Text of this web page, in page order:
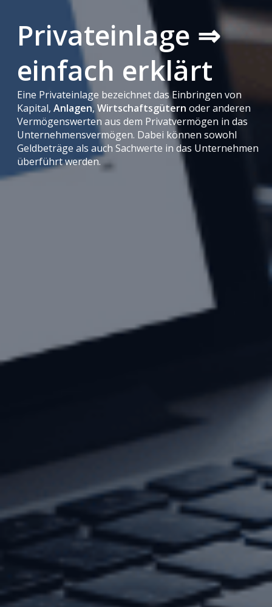
Privateinlage ⇒
einfach erklärt
Eine Privateinlage bezeichnet das Einbringen von
Kapital,Anlagen,Wirtschaftsgütern oder anderen
Vermögenswerten aus dem Privatvermögen in das
Unternehmensvermögen. Dabei können sowohl
Geldbeträge als auch Sachwerte in das Unternehmen
überführt werden.